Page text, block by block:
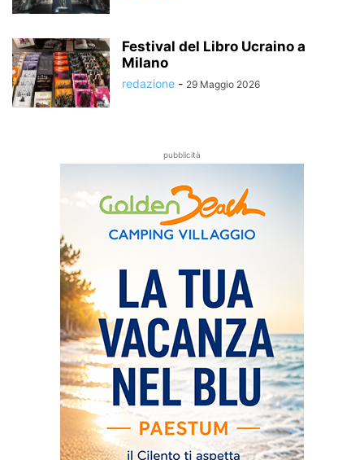
Festival del Libro Ucraino a
Milano
redazione - 29 Maggio 2026
pubblicità